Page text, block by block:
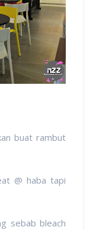
buat rambut
@ haba tapi
sebab bleach